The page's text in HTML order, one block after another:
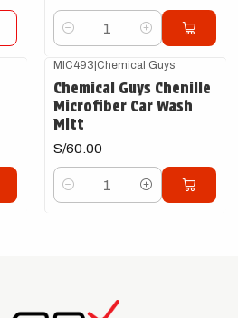
Cantidad
MIC493|Chemical Guys
Chemical Guys Chenille
Microfiber Car Wash
Mitt
S/60.00
Cantidad